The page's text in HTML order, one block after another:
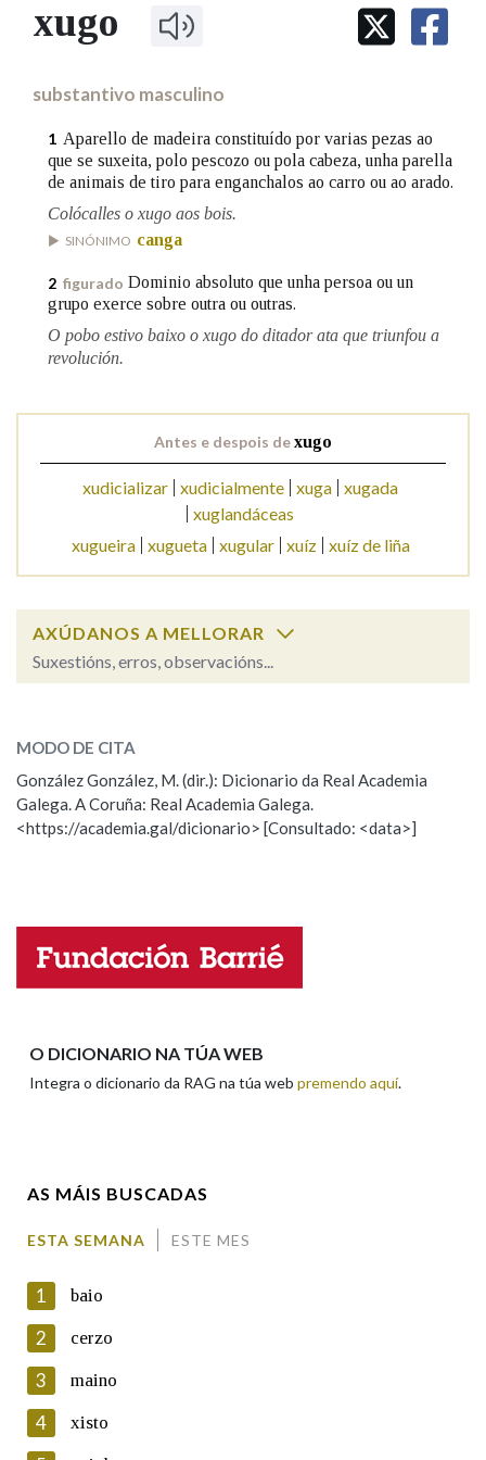
IDENTIDADE CORPORATIVA
MARCIAL DEL ADALID
FIGURAS HOMENAXEADAS
PRIMAVERA DAS LETRAS
PORTAL DAS PALABRAS
Facebook
TwitterYoutubeInstagram
Bluesky
BUSCAR NOS LEMAS
Remata por
Contén
BUSCAR NO CONTIDO
Nos exemplos
Na fraseoloxía
OUTRAS OPCIÓNS DE BUSCA
Marcas gramaticais
Pertence a
xugo
substantivo masculino
1 Aparello de madeira constituído por varias pezas ao
que se suxeita, polo pescozo ou pola cabeza, unha parella
de animais de tiro para enganchalos ao carro ou ao arado.
Colócalles o xugo aos bois.
SINÓNIMO canga
2 figurado Dominio absoluto que unha persoa ou un
grupo exerce sobre outra ou outras.
O pobo estivo baixo o xugo do ditador ata que triunfou a
revolución.
Antes e despois dexugo
xudicializar xudicialmente xuga xugada
xuglandáceas
xugueira
xugueta xugular xuíz xuíz de liña
AXÚDANOS A MELLORAR
Suxestións, erros, observacións...
ESCOLLE UNHA OPCIÓN:
Observación Hai un erro na palabra
Propoño mellorar a definición
Nome
En cumprimento da normativa vixente en materia de
Protección de Datos de Carácter Persoal, a Real Academia
Galega informa a aqueles usuarios que faciliten o seu correo
electrónico, así como calquera outra información de carácter
MODO DE CITA
González González, M. (dir.): Dicionario da Real Academia
Galega. A Coruña: Real Academia Galega.
<https://academia.gal/dicionario> [Consultado: <data>]
O DICIONARIO NA TÚA WEB
Integra o dicionario da RAG na túa web premendo aquí.
AS MÁIS BUSCADAS
ESTA SEMANA ESTE MES
1 baio
2 cerzo
3 maino
4 xisto